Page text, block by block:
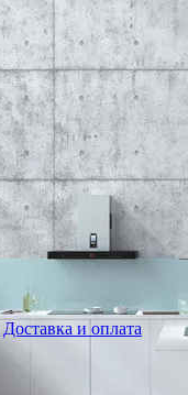
Доставка и оплата